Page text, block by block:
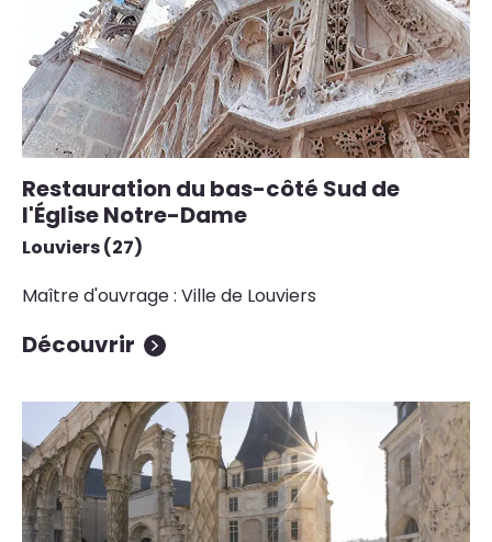
Restauration du bas-côté Sud de
l'Église Notre-Dame
Louviers (27)
Maître d'ouvrage : Ville de Louviers
Découvrir